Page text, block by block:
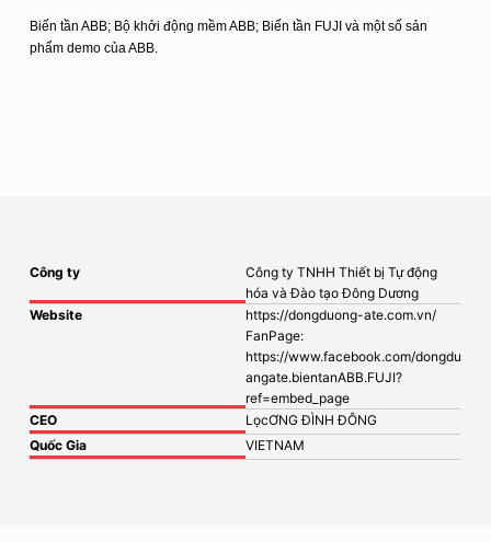
Biến tần ABB; Bộ khởi động mềm ABB; Biến tần FUJI và một số sản
phẩm demo của ABB.
Công ty
Công ty TNHH Thiết bị Tự động
hóa và Đào tạo Đông Dương
Website
https://dongduong-ate.com.vn/
FanPage:
https://www.facebook.com/dongdu
angate.bientanABB.FUJI?
ref=embed_page
CEO
LọcƠNG ĐÌNH ĐÔNG
Quốc Gia
VIETNAM